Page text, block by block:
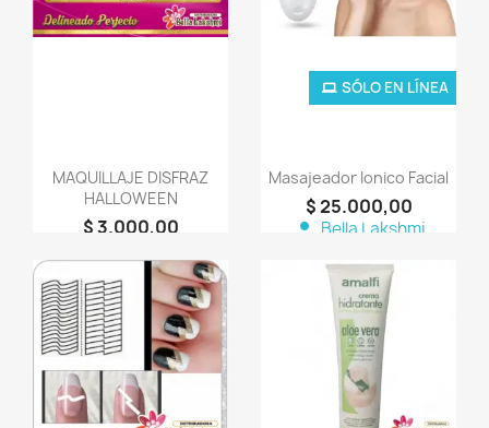
MAQUILLAJE DISFRAZ
HALLOWEEN
$ 3.000,00
Masajeador Ionico Facial
$ 25.000,00
person Bella Lakshmi
SÓLO EN LÍNEA
favorite_border